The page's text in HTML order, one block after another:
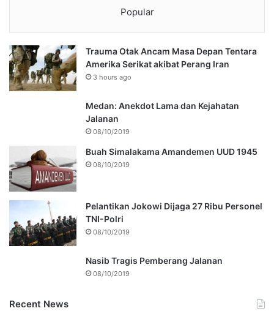
Popular
Trauma Otak Ancam Masa Depan Tentara
Amerika Serikat akibat Perang Iran
3 hours ago
Medan: Anekdot Lama dan Kejahatan
Jalanan
08/10/2019
Buah Simalakama Amandemen UUD 1945
08/10/2019
Pelantikan Jokowi Dijaga 27 Ribu Personel
TNI-Polri
08/10/2019
Nasib Tragis Pemberang Jalanan
08/10/2019
Recent News